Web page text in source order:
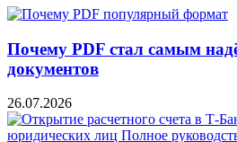
Почему PDF стал самым
документов
26.07.2026